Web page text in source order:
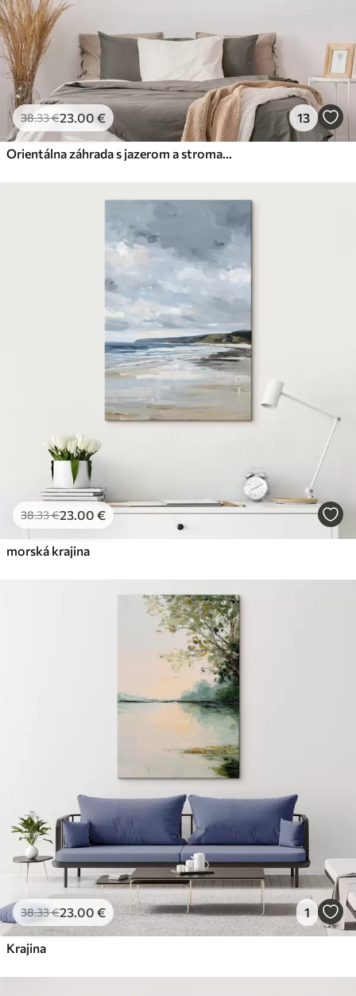
38.33€23.00 € 13
Orientálna záhrada s jazerom a stromami, príroda, akvarel
38.33€23.00 €
morská krajina
38.33€23.00 € 1
Krajina